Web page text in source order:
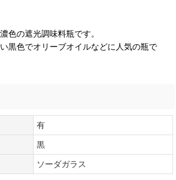
色の遮光調味料瓶です。
黒色でオリーブオイルなどに人気の瓶で
有
黒
ソーダガラス